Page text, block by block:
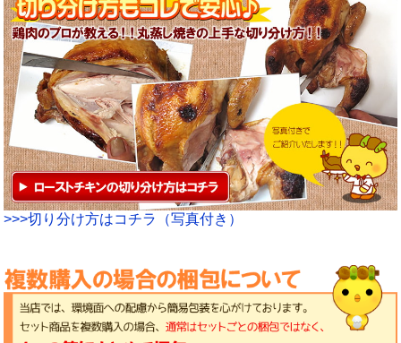
>>>切り分け方はコチラ（写真付き）